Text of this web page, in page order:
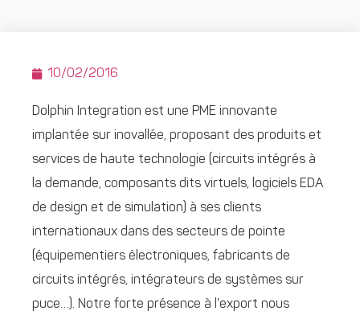
10/02/2016
Dolphin Integration est une PME innovante
implantée sur inovallée, proposant des produits et
services de haute technologie (circuits intégrés à
la demande, composants dits virtuels, logiciels EDA
de design et de simulation) à ses clients
internationaux dans des secteurs de pointe
(équipementiers électroniques, fabricants de
circuits intégrés, intégrateurs de systèmes sur
puce…). Notre forte présence à l’export nous